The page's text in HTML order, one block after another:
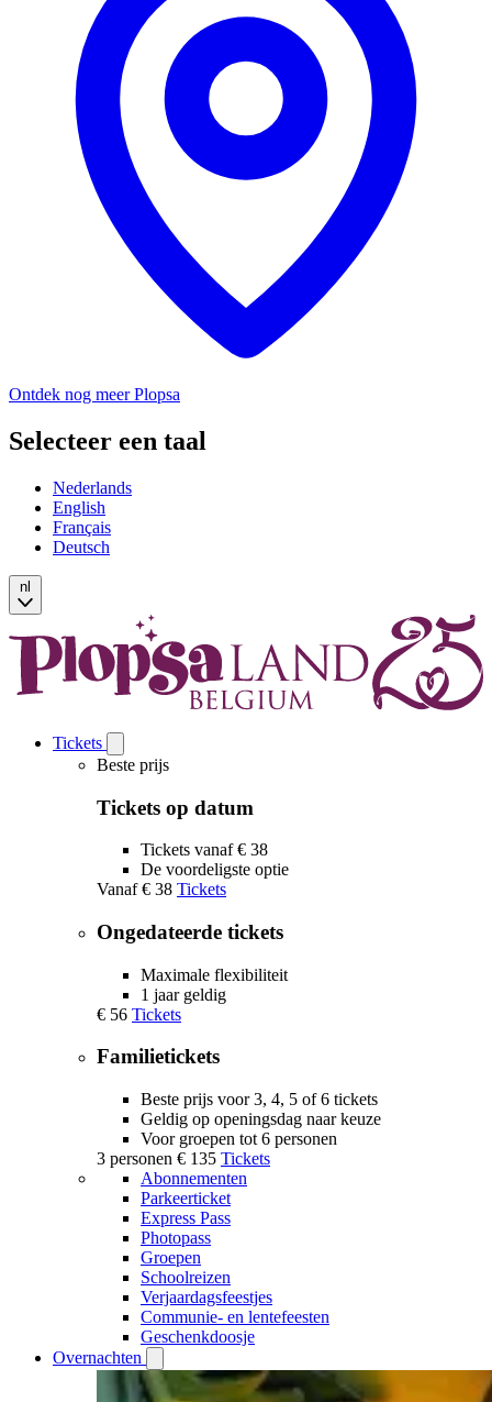
Ontdek nog meer Plopsa
Selecteer een taal
Nederlands
English
Français
Deutsch
nl
Tickets
Tickets
submenu
Beste prijs
Tickets op datum
Tickets vanaf € 38
De voordeligste optie
Vanaf € 38 Tickets
Ongedateerde tickets
Maximale flexibiliteit
1 jaar geldig
€ 56 Tickets
Familietickets
Beste prijs voor 3, 4, 5 of 6 tickets
Geldig op openingsdag naar keuze
Voor groepen tot 6 personen
3 personen € 135 Tickets
Abonnementen
Parkeerticket
Express Pass
Photopass
Groepen
Schoolreizen
Verjaardagsfeestjes
Communie- en lentefeesten
Geschenkdoosje
Overnachten
Overnachten
submenu